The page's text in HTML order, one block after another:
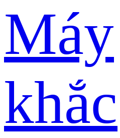
Máy
khắc